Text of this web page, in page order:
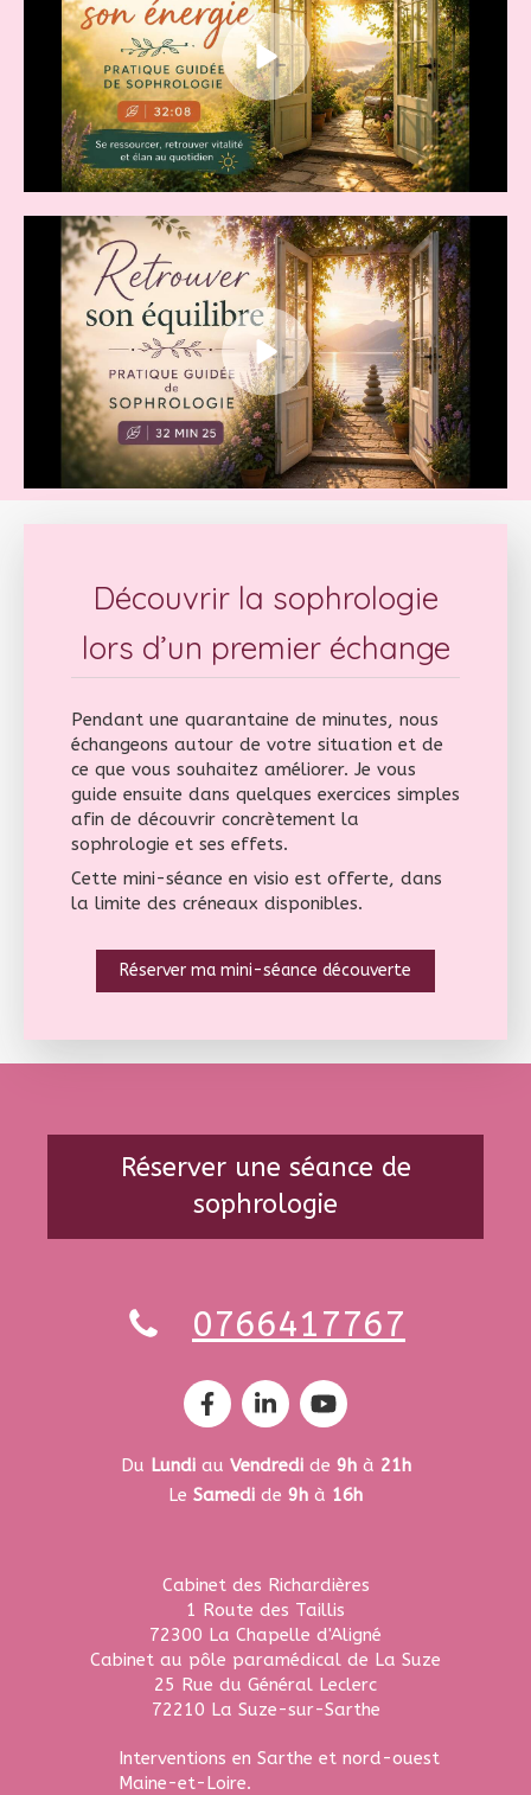
Découvrir la sophrologie
lors d’un premier échange
Pendant une quarantaine de minutes, nous
échangeons autour de votre situation et de
ce que vous souhaitez améliorer. Je vous
guide ensuite dans quelques exercices simples
afin de découvrir concrètement la
sophrologie et ses effets.
Cette mini-séance en visio est offerte, dans
la limite des créneaux disponibles.
Réserver ma mini-séance découverte
Réserver une séance de
sophrologie
0766417767
Du Lundiau Vendredide 9hà 21h
Le Samedi de 9h à 16h
Cabinet des Richardières
1 Route des Taillis
72300 La Chapelle d'Aligné
Cabinet au pôle paramédical de La Suze
25 Rue du Général Leclerc
72210 La Suze-sur-Sarthe
Interventions en Sarthe et nord-ouest
Maine-et-Loire.